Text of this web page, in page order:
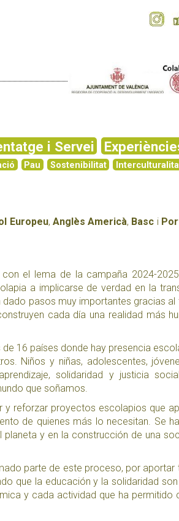
i Servei
Pau Sostenibilitat
Europeu, Anglès Americà, Basc i
el lema de la campaña 2024-
a implicarse de verdad en la
pasos muy importantes gracias al
cada día una realidad más
16 países donde hay presencia
Niños y niñas, adolescentes,
solidaridad y justicia
que soñamos.​
reforzar proyectos escolapios que
de quienes más lo necesitan. Se
y en la construcción de una
parte de este proceso, por aportar
que la educación y la solidaridad
y cada actividad que ha permitido